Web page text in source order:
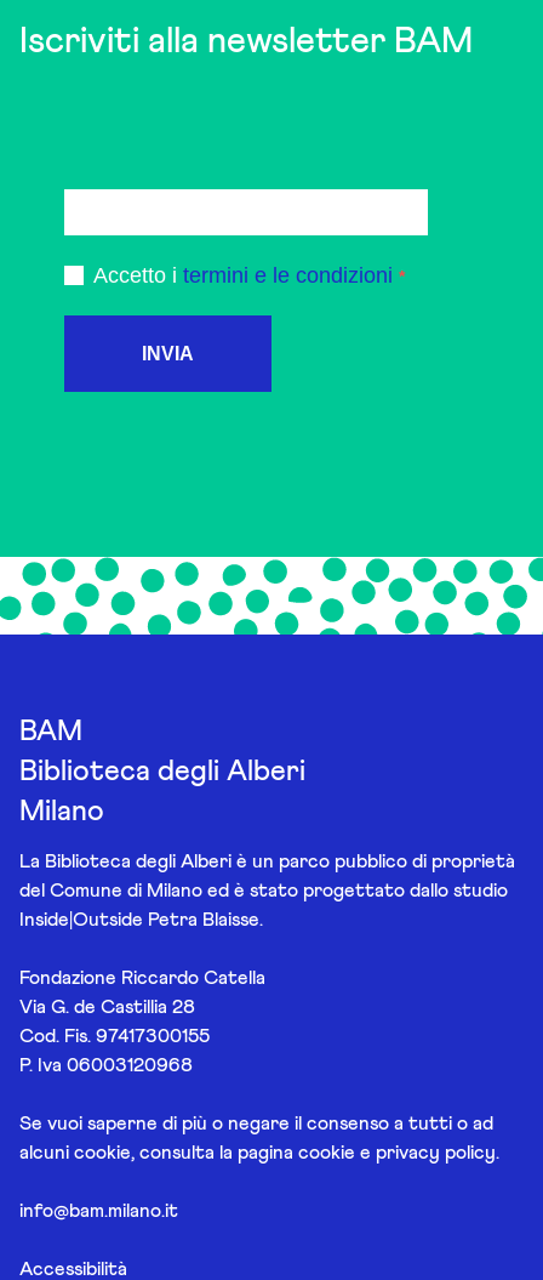
Iscriviti alla newsletter BAM
Accetto i termini e le condizioni
INVIA
BAM
Biblioteca degli Alberi
Milano
La Biblioteca degli Alberi è un parco pubblico di proprietà
del Comune di Milano ed è stato progettato dallo studio
Inside|Outside Petra Blaisse.
Fondazione Riccardo Catella
Via G. de Castillia 28
Cod. Fis. 97417300155
P. Iva 06003120968
Se vuoi saperne di più o negare il consenso a tutti o ad
alcuni cookie, consulta la pagina cookie e privacy policy.
info@bam.milano.it
Accessibilità